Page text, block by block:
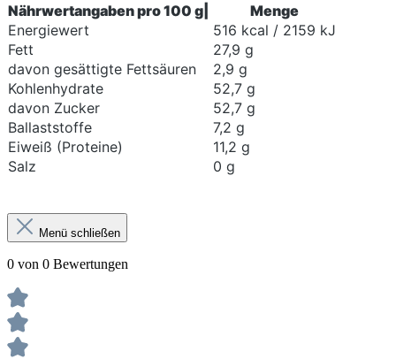
Nährwertangaben pro 100 g|
Menge
Energiewert
516 kcal / 2159 kJ
Fett
27,9 g
davon gesättigte Fettsäuren
2,9 g
Kohlenhydrate
52,7 g
davon Zucker
52,7 g
Ballaststoffe
7,2 g
Eiweiß (Proteine)
11,2 g
Salz
0 g
Menü schließen
0 von 0 Bewertungen